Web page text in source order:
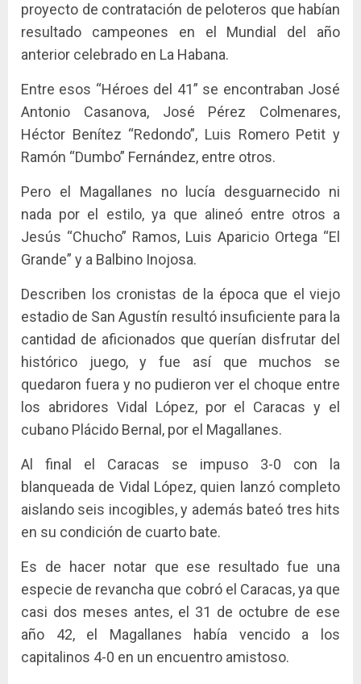
proyecto de contratación de peloteros que habían
resultado campeones en el Mundial del año
anterior celebrado en La Habana.
Entre esos “Héroes del 41” se encontraban José
Antonio Casanova, José Pérez Colmenares,
Héctor Benítez “Redondo”, Luis Romero Petit y
Ramón “Dumbo” Fernández, entre otros.
Pero el Magallanes no lucía desguarnecido ni
nada por el estilo, ya que alineó entre otros a
Jesús “Chucho” Ramos, Luis Aparicio Ortega “El
Grande” y a Balbino Inojosa.
Describen los cronistas de la época que el viejo
estadio de San Agustín resultó insuficiente para la
cantidad de aficionados que querían disfrutar del
histórico juego, y fue así que muchos se
quedaron fuera y no pudieron ver el choque entre
los abridores Vidal López, por el Caracas y el
cubano Plácido Bernal, por el Magallanes.
Al final el Caracas se impuso 3-0 con la
blanqueada de Vidal López, quien lanzó completo
aislando seis incogibles, y además bateó tres hits
en su condición de cuarto bate.
Es de hacer notar que ese resultado fue una
especie de revancha que cobró el Caracas, ya que
casi dos meses antes, el 31 de octubre de ese
año 42, el Magallanes había vencido a los
capitalinos 4-0 en un encuentro amistoso.